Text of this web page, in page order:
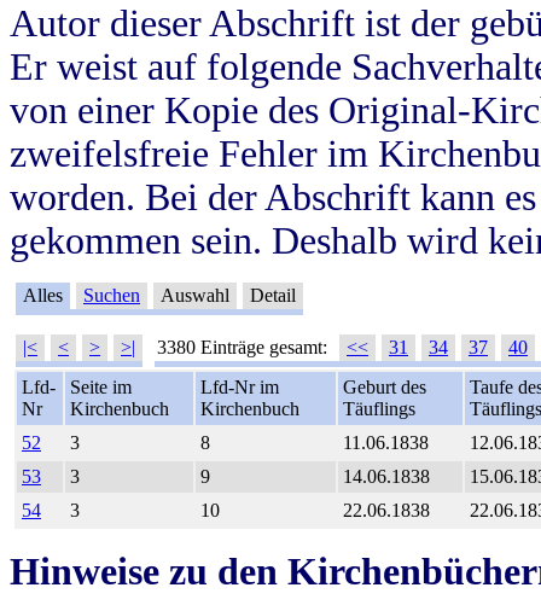
Autor dieser Abschrift ist der
Er weist auf folgende
von einer Kopie des Original-
zweifelsfreie Fehler im
worden. Bei der Abschrift kann
gekommen sein. Deshalb wird
Alles Suchen Auswahl Detail
|< < > >| 3380 Einträge gesamt: << 31 34 37
40
Lfd-
Nr
Seite im
Kirchenbuch
Lfd-Nr im
Kirchenbuch
Geburt des
Täuflings
Taufe
Täuflings
52
3 8 11.06.1838
53
3 9 14.06.1838
54
3 10 22.06.1838
Hinweise zu den